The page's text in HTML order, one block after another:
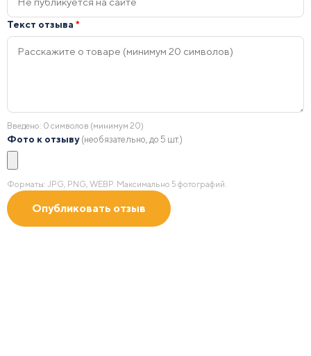
Текст отзыва *
Введено: 0 символов (минимум 20)
Фото к отзыву (необязательно, до 5 шт.)
Форматы: JPG, PNG, WEBP. Максимально 5 фотографий.